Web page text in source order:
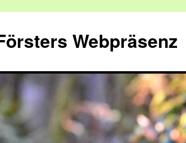
Webpräsenz